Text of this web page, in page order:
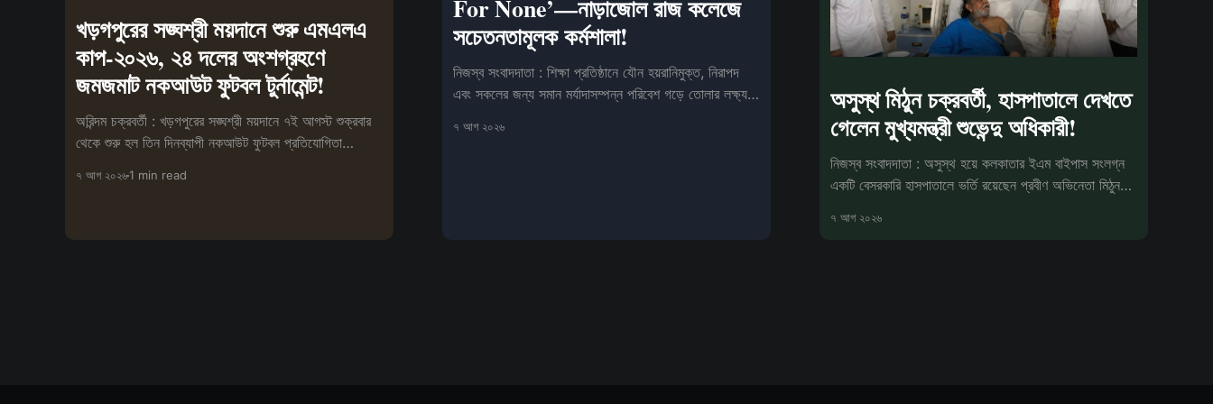
খড়গপুরের সঙ্ঘশ্রী ময়দানে শুরু এমএলএ
কাপ-২০২৬, ২৪ দলের অংশগ্রহণে
জমজমাট নকআউট ফুটবল টুর্নামেন্ট!
অরিন্দম চক্রবর্তী : খড়গপুরের সঙ্ঘশ্রী ময়দানে ৭ই আগস্ট শুক্রবার
থেকে শুরু হল তিন দিনব্যাপী নকআউট ফুটবল প্রতিযোগিতা
৭ আগ ২০২৬1 min read
For None’—নাড়াজোল রাজ কলেজে
সচেতনতামূলক কর্মশালা!
নিজস্ব সংবাদদাতা : শিক্ষা প্রতিষ্ঠানে যৌন হয়রানিমুক্ত, নিরাপদ
এবং সকলের জন্য সমান মর্যাদাসম্পন্ন পরিবেশ গড়ে তোলার লক্ষ্য
৭ আগ ২০২৬
অসুস্থ মিঠুন চক্রবর্তী, হাসপাতালে দেখতে
গেলেন মুখ্যমন্ত্রী শুভেন্দু অধিকারী!
নিজস্ব সংবাদদাতা : অসুস্থ হয়ে কলকাতার ইএম বাইপাস সংলগ্ন
একটি বেসরকারি হাসপাতালে ভর্তি রয়েছেন প্রবীণ অভিনেতা মিঠুন
৭ আগ ২০২৬